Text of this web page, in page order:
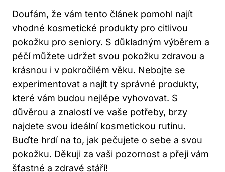
Doufám, že vám tento článek pomohl najít
vhodné kosmetické produkty pro citlivou
pokožku pro seniory. S důkladným výběrem a
péčí můžete udržet svou pokožku zdravou a
krásnou i v pokročilém věku. Nebojte se
experimentovat a najít ty správné produkty,
které vám budou nejlépe vyhovovat. S
důvěrou a znalostí ve vaše potřeby, brzy
najdete svou ideální kosmetickou rutinu.
Buďte hrdí na to, jak pečujete o sebe a svou
pokožku. Děkuji za vaši pozornost a přeji vám
šťastné a zdravé stáří!